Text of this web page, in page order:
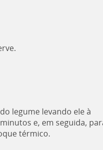
legume levando ele à
e, em seguida,
térmico.